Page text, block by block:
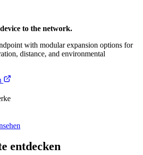
to the network.
with modular expansion options for
distance, and environmental
entdecken